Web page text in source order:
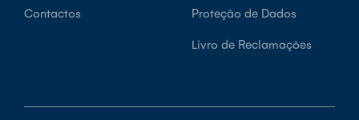
Contactos Proteção de Dados
Livro de Reclamações